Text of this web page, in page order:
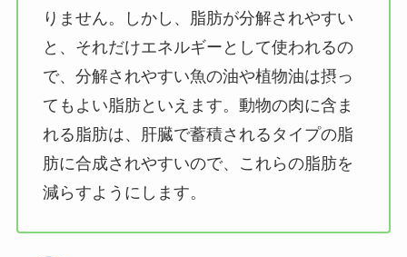
りません。しかし、脂肪が分解されやすい
と、それだけエネルギーとして使われるの
で、分解されやすい魚の油や植物油は摂っ
てもよい脂肪といえます。動物の肉に含ま
れる脂肪は、肝臓で蓄積されるタイプの脂
肪に合成されやすいので、これらの脂肪を
減らすようにします。